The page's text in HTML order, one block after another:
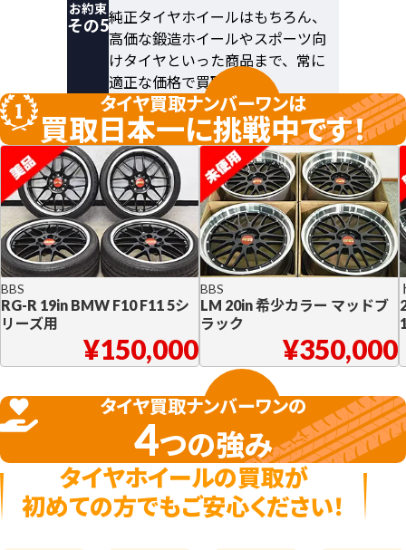
お約束
その5純正タイヤホイールはもちろん、
高価な鍛造ホイールやスポーツ向
けタイヤといった商品まで、常に
適正な価格で買取します。
タイヤ買取ナンバーワンは
買取日本一に挑戦中です！
BBS
RG-R 19in BMW F10 F11 5シ
リーズ用
¥150,000
BBS
LM 20in 希少カラー マッドブ
ラック
¥350,000
タイヤ買取ナンバーワンの
4つの強み
タイヤホイールの買取が
初めての方でもご安心ください！